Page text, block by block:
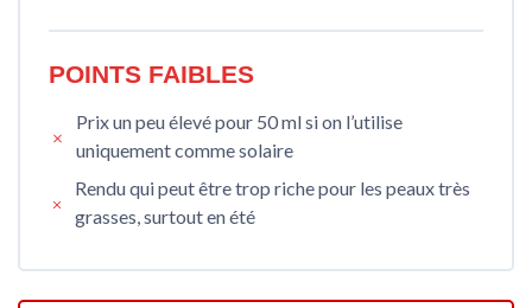
POINTS FAIBLES
Prix un peu élevé pour 50 ml si on l’utilise
uniquement comme solaire
Rendu qui peut être trop riche pour les peaux très
grasses, surtout en été